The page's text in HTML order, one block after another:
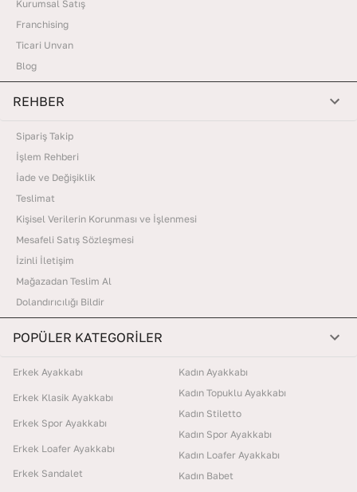
Kurumsal Satış
Franchising
Ticari Unvan
Blog
REHBER
Sipariş Takip
İşlem Rehberi
İade ve Değişiklik
Teslimat
Kişisel Verilerin Korunması ve İşlenmesi
Mesafeli Satış Sözleşmesi
İzinli İletişim
Mağazadan Teslim Al
Dolandırıcılığı Bildir
POPÜLER KATEGORİLER
Erkek Ayakkabı
Erkek Klasik Ayakkabı
Erkek Spor Ayakkabı
Erkek Loafer Ayakkabı
Erkek Sandalet
Kadın Ayakkabı
Kadın Topuklu Ayakkabı
Kadın Stiletto
Kadın Spor Ayakkabı
Kadın Loafer Ayakkabı
Kadın Babet